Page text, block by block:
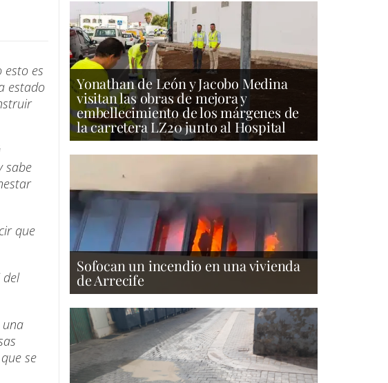
esto es
estado
sabe
que
del
una
se
Yonathan de León y Jacobo Medina
visitan las obras de mejora y
embellecimiento de los márgenes de
la carretera LZ20 junto al Hospital
Sofocan un incendio en una vivienda
de Arrecife